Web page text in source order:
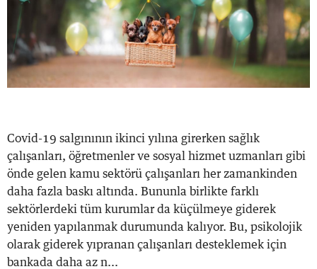
Covid-19 salgınının ikinci yılına girerken sağlık
çalışanları, öğretmenler ve sosyal hizmet uzmanları gibi
önde gelen kamu sektörü çalışanları her zamankinden
daha fazla baskı altında. Bununla birlikte farklı
sektörlerdeki tüm kurumlar da küçülmeye giderek
yeniden yapılanmak durumunda kalıyor. Bu, psikolojik
olarak giderek yıpranan çalışanları desteklemek için
bankada daha az n...